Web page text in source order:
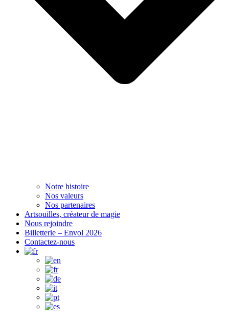
Notre histoire
Nos valeurs
Nos partenaires
Artsouilles, créateur de magie
Nous rejoindre
Billetterie – Envol 2026
Contactez-nous